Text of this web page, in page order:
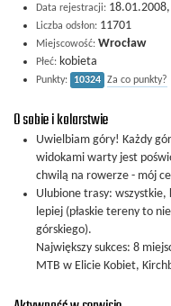
Data rejestracji:
Liczba odsłon: 11701
Miejscowość: Wrocław
Płeć: kobieta
Punkty: 10324 Za co punkty?
O sobie i kolarstwie
Uwielbiam góry! Każdy
widokami warty jest
chwilą na rowerze - mój
Ulubione trasy:
lepiej (płaskie tereny to
górskiego).
Największy sukces: 8
MTB w Elicie Kobiet,